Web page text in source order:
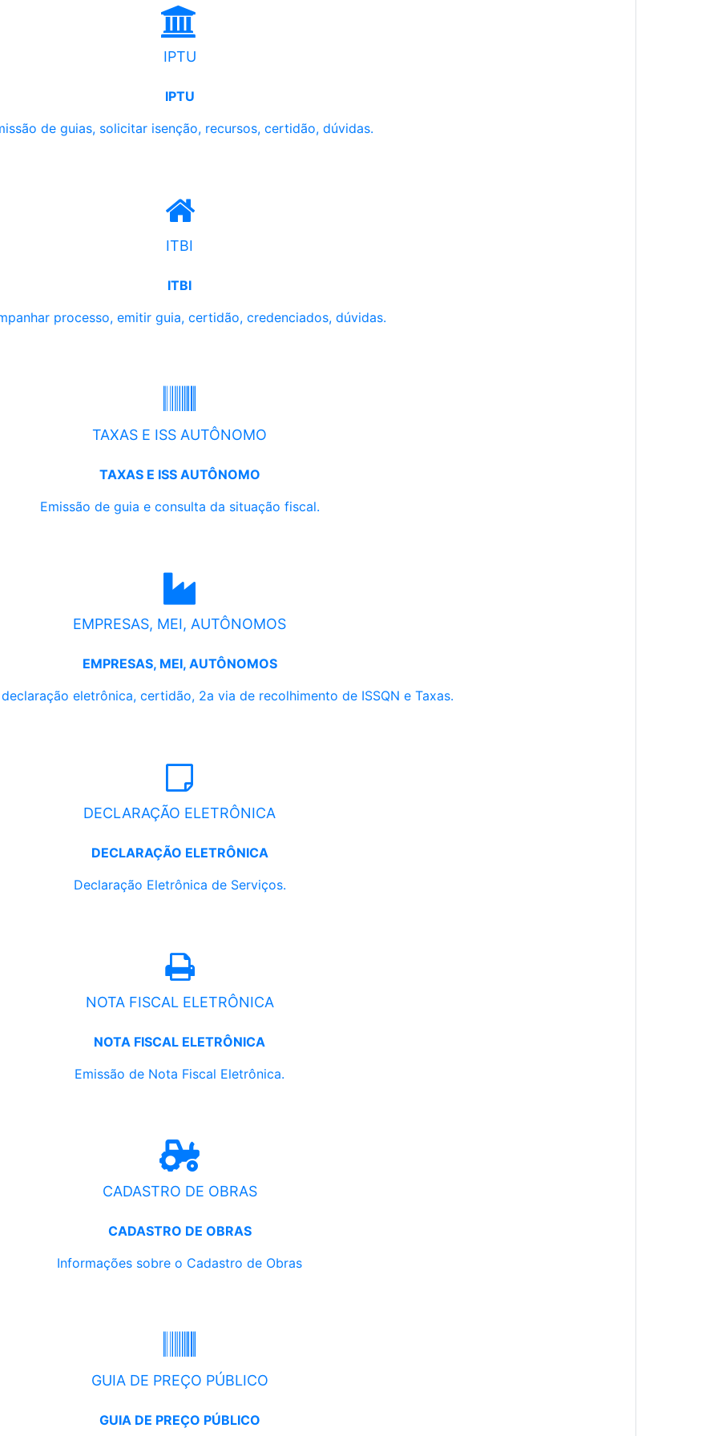
IPTU
IPTU
de guias, solicitar isenção, recursos, certidão, dúvidas.
ITBI
ITBI
processo, emitir guia, certidão, credenciados, dúvidas.
TAXAS E ISS AUTÔNOMO
TAXAS E ISS AUTÔNOMO
Emissão de guia e consulta da situação fiscal.
EMPRESAS, MEI, AUTÔNOMOS
EMPRESAS, MEI, AUTÔNOMOS
eletrônica, certidão, 2a via de recolhimento de ISSQN e Taxas.
DECLARAÇÃO ELETRÔNICA
DECLARAÇÃO ELETRÔNICA
Declaração Eletrônica de Serviços.
NOTA FISCAL ELETRÔNICA
NOTA FISCAL ELETRÔNICA
Emissão de Nota Fiscal Eletrônica.
CADASTRO DE OBRAS
CADASTRO DE OBRAS
Informações sobre o Cadastro de Obras
GUIA DE PREÇO PÚBLICO
GUIA DE PREÇO PÚBLICO